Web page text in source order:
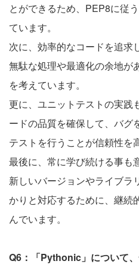
とができるため、PEP8に従
ています。
次に、効率的なコードを追求
無駄な処理や最適化の余地が
を考えています。
更に、ユニットテストの実践
ードの品質を確保して、バグ
テストを行うことが信頼性を
最後に、常に学び続ける事も
新しいバージョンやライブラ
かりと対応するために、継続
んでいます。
Q6：「Pythonic」について、